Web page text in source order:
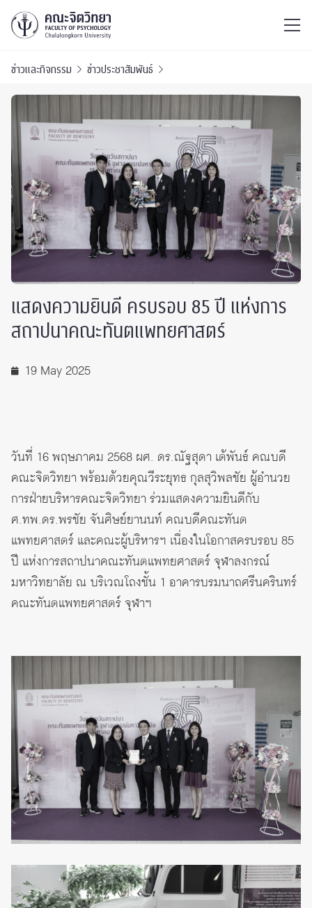
ข่าวและกิจกรรม ข่าวประชาสัมพันธ์
แสดงความยินดี ครบรอบ 85 ปี แห่งการ
สถาปนาคณะทันตแพทยศาสตร์
19 May 2025
วันที่ 16 พฤษภาคม 2568 ผศ. ดร.ณัฐสุดา เต้พันธ์ คณบดี
คณะจิตวิทยา พร้อมด้วยคุณวีระยุทธ กุลสุวิพลชัย ผู้อำนวย
การฝ่ายบริหารคณะจิตวิทยา ร่วมแสดงความยินดีกับ
ศ.ทพ.ดร.พรชัย จันศิษย์ยานนท์ คณบดีคณะทันต
แพทยศาสตร์ และคณะผู้บริหารฯ เนื่องในโอกาสครบรอบ 85
ปี แห่งการสถาปนาคณะทันตแพทยศาสตร์ จุฬาลงกรณ์
มหาวิทยาลัย ณ บริเวณโถงชั้น 1 อาคารบรมนาถศรีนครินทร์
คณะทันตแพทยศาสตร์ จุฬาฯ